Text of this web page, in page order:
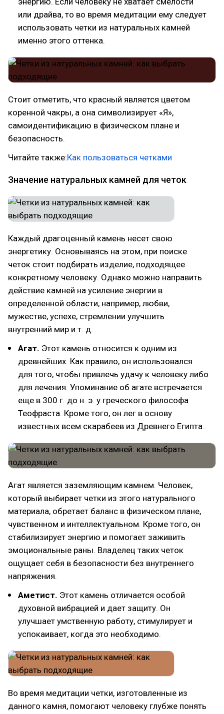
или драйва, то во время медитации ему следует
использовать четки из натуральных камней
именно этого оттенка.
Стоит отметить, что красный является цветом
коренной чакры, а она символизирует «Я»,
самоидентификацию в физическом плане и
безопасность.
Читайте также:Как пользоваться четками
Значение натуральных камней для четок
Каждый драгоценный камень несет свою
энергетику. Основываясь на этом, при поиске
четок стоит подбирать изделие, подходящее
конкретному человеку. Однако можно направить
действие камней на усиление энергии в
определенной области, например, любви,
мужестве, успехе, стремлении улучшить
внутренний мир и т. д.
Агат. Этот камень относится к одним из
древнейших. Как правило, он использовался
для того, чтобы привлечь удачу к человеку либо
для лечения. Упоминание об агате встречается
еще в 300 г. до н. э. у греческого философа
Теофраста. Кроме того, он лег в основу
известных всем скарабеев из Древнего Египта.
Агат является заземляющим камнем. Человек,
который выбирает четки из этого натурального
материала, обретает баланс в физическом плане,
чувственном и интеллектуальном. Кроме того, он
стабилизирует энергию и помогает заживить
эмоциональные раны. Владелец таких четок
ощущает себя в безопасности без внутреннего
напряжения.
Аметист. Этот камень отличается особой
духовной вибрацией и дает защиту. Он
улучшает умственную работу, стимулирует и
успокаивает, когда это необходимо.
Во время медитации четки, изготовленные из
данного камня, помогают человеку глубже понять